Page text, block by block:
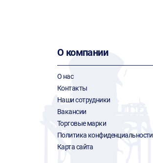
О компании
О нас
Контакты
Наши сотрудники
Вакансии
Торговые марки
Политика конфиденциальности
Карта сайта